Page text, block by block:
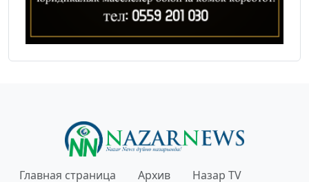
Главная страница Архив
Назар TV